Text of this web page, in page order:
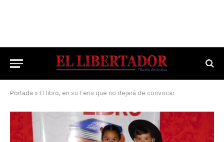
Portada » El libro, en su Feria que no dejará de convocar